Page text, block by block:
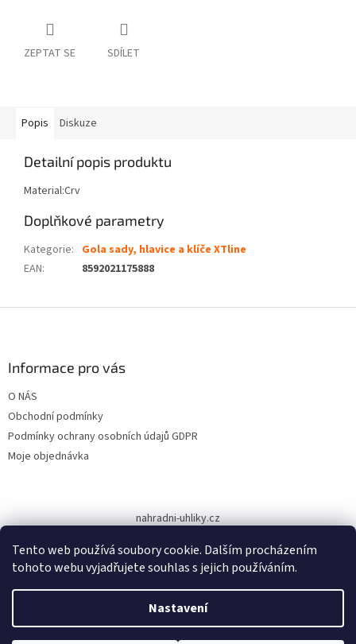
Tento web používá soubory cookie. Dalším procházením
tohoto webu vyjadřujete souhlas s jejich používáním.
Nastavení
ZEPTAT SE SDÍLET
Popis Diskuze
Detailní popis produktu
Material:Crv
Doplňkové parametry
Kategorie: Gola sady, hlavice a klíče XTline
EAN: 8592021175888
Informace pro vás
O NÁS
Obchodní podmínky
Podmínky ochrany osobních údajů GDPR
Moje objednávka
nahradni-uhliky.cz